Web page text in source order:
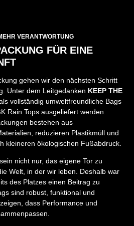
VERANTWORTUNG
FÜR EINE
gehen wir den nächsten Schritt
Unter dem Leitgedanken KEEP THE
vollständig umweltfreundliche Bags
Rain Tops ausgeliefert werden.
bestehen aus
reduzieren Plastikmüll und
kleineren ökologischen Fußabdruck.
nicht nur, das eigene Tor zu
Welt, in der wir leben. Deshalb war
des Platzes einen Beitrag zu
sind robust, funktional und
dass Performance und